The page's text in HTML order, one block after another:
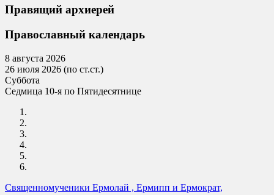
Правящий архиерей
Православный календарь
8 августа 2026
26 июля 2026 (по ст.ст.)
Суббота
Седмица 10-я по Пятидесятнице
Священномученики Ермолай , Ермипп и Ермократ,